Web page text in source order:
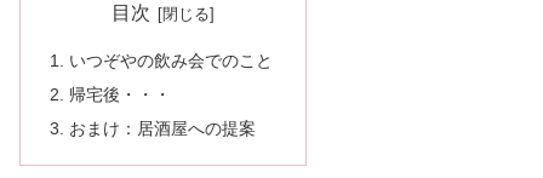
目次
いつぞやの飲み会でのこと
帰宅後・・・
おまけ：居酒屋への提案